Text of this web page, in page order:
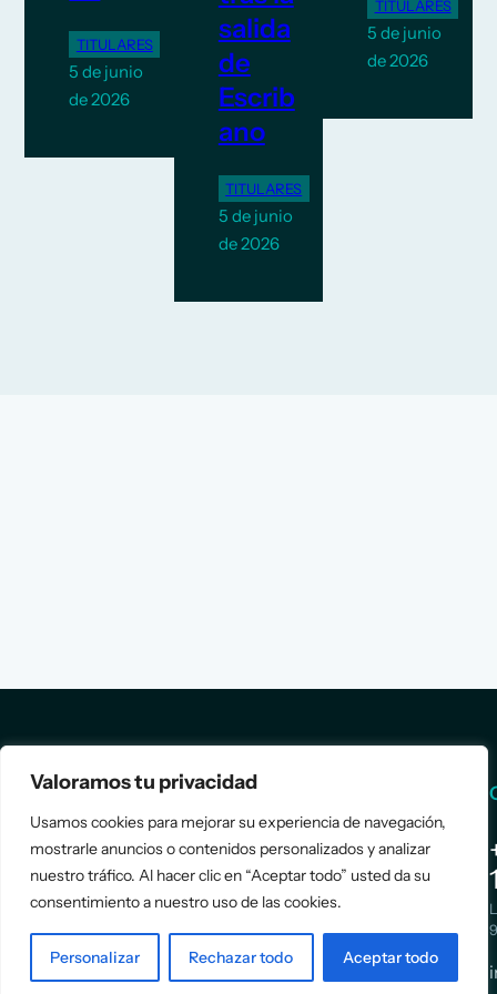
Valoramos tu privacidad
Usamos cookies para mejorar su experiencia de navegación,
mostrarle anuncios o contenidos personalizados y analizar
nuestro tráfico. Al hacer clic en “Aceptar todo” usted da su
consentimiento a nuestro uso de las cookies.
Personalizar Rechazar todo Aceptar todo
TITULARES
5 de junio
de 2026
salida
de
Escrib
ano
TITULARES
5 de junio
de 2026
TITULARES
5 de junio
de 2026
Española
de
Services
Assessment
Positioning
Strategy
Implementation
About Us
Services
Blog
Terms &